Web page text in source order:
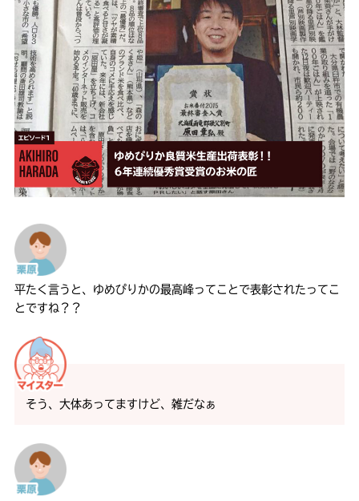
平たく言うと、ゆめぴりかの最高峰ってことで表彰されたってこ
とですね？？
そう、大体あってますけど、雑だなぁ